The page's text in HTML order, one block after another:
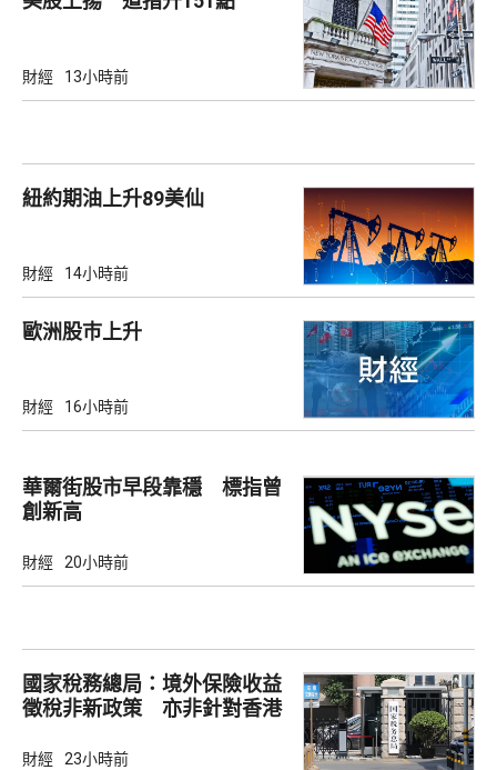
財經 13小時前
紐約期油上升89美仙
財經 14小時前
歐洲股巿上升
財經 16小時前
華爾街股市早段靠穩 標指曾
創新高
財經 20小時前
國家稅務總局：境外保險收益
徵稅非新政策 亦非針對香港
財經 23小時前